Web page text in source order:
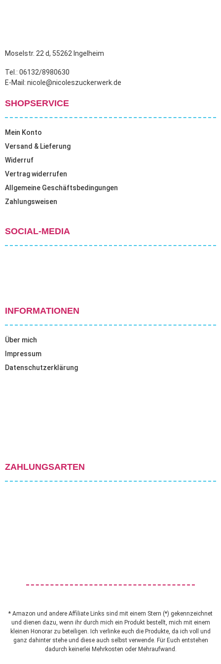
Moselstr. 22 d, 55262 Ingelheim
Tel.: 06132/8980630
E-Mail: nicole@nicoleszuckerwerk.de
SHOPSERVICE
Mein Konto
Versand & Lieferung
Widerruf
Vertrag widerrufen
Allgemeine Geschäftsbedingungen
Zahlungsweisen
SOCIAL-MEDIA
INFORMATIONEN
Über mich
Impressum
Datenschutzerklärung
ZAHLUNGSARTEN
* Amazon und andere Affiliate Links sind mit einem Stern (*) gekennzeichnet
und dienen dazu, wenn ihr durch mich ein Produkt bestellt, mich mit einem
kleinen Honorar zu beteiligen. Ich verlinke euch die Produkte, da ich voll und
ganz dahinter stehe und diese auch selbst verwende. Für Euch entstehen
dadurch keinerlei Mehrkosten oder Mehraufwand.